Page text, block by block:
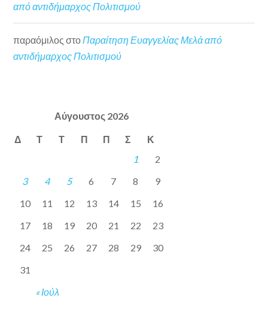
από αντιδήμαρχος Πολιτισμού
παραόμιλος στο Παραίτηση Ευαγγελίας Μελά από
αντιδήμαρχος Πολιτισμού
Αύγουστος 2026
Δ Τ Τ Π Π Σ Κ
« Ιούλ
1
2
3
4 5 6 7 8
9
10
11 12 13 14 15
16
17
18 19 20 21 22
23
24
25 26 27 28 29
30
31